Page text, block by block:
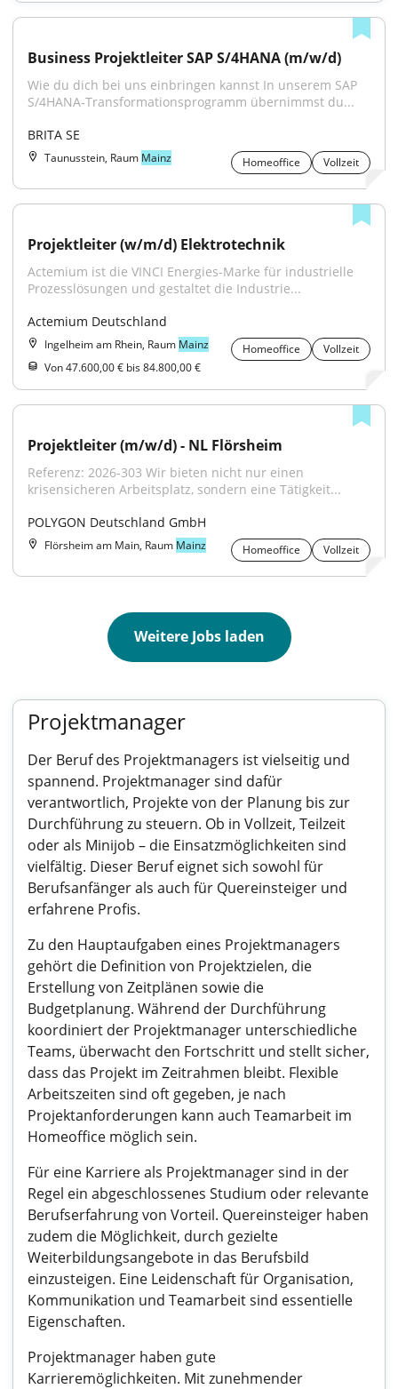
Business Projektleiter SAP S/4HANA (m/w/d)
Wie du dich bei uns einbringen kannst In unserem SAP
S/4HANA‑Transformationsprogramm übernimmst du...
BRITA SE
Taunusstein, Raum Mainz Homeoffice Vollzeit
Projektleiter (w/m/d) Elektrotechnik
Actemium ist die VINCI Energies-Marke für industrielle
Prozesslösungen und gestaltet die Industrie...
Actemium Deutschland
Ingelheim am Rhein, Raum Mainz Homeoffice
Vollzeit
Von 47.600,00 € bis 84.800,00 €
Projektleiter (m/w/d) - NL Flörsheim
Referenz: 2026-303 Wir bieten nicht nur einen
krisensicheren Arbeitsplatz, sondern eine Tätigkeit...
POLYGON Deutschland GmbH
Flörsheim am Main, Raum Mainz Homeoffice Vollzeit
Weitere Jobs laden
Projektmanager
Der Beruf des Projektmanagers ist vielseitig und
spannend. Projektmanager sind dafür
verantwortlich, Projekte von der Planung bis zur
Durchführung zu steuern. Ob in Vollzeit, Teilzeit
oder als Minijob – die Einsatzmöglichkeiten sind
vielfältig. Dieser Beruf eignet sich sowohl für
Berufsanfänger als auch für Quereinsteiger und
erfahrene Profis.
Zu den Hauptaufgaben eines Projektmanagers
gehört die Definition von Projektzielen, die
Erstellung von Zeitplänen sowie die
Budgetplanung. Während der Durchführung
koordiniert der Projektmanager unterschiedliche
Teams, überwacht den Fortschritt und stellt sicher,
dass das Projekt im Zeitrahmen bleibt. Flexible
Arbeitszeiten sind oft gegeben, je nach
Projektanforderungen kann auch Teamarbeit im
Homeoffice möglich sein.
Für eine Karriere als Projektmanager sind in der
Regel ein abgeschlossenes Studium oder relevante
Berufserfahrung von Vorteil. Quereinsteiger haben
zudem die Möglichkeit, durch gezielte
Weiterbildungsangebote in das Berufsbild
einzusteigen. Eine Leidenschaft für Organisation,
Kommunikation und Teamarbeit sind essentielle
Eigenschaften.
Projektmanager haben gute
Karrieremöglichkeiten. Mit zunehmender